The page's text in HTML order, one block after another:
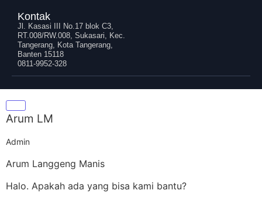
Kontak
Jl. Kasasi III No.17 blok C3,
RT.008/RW.008, Sukasari, Kec.
Tangerang, Kota Tangerang,
Banten 15118
0811-9952-328
Arum LM
Admin
Arum Langgeng Manis
Halo. Apakah ada yang bisa kami bantu?